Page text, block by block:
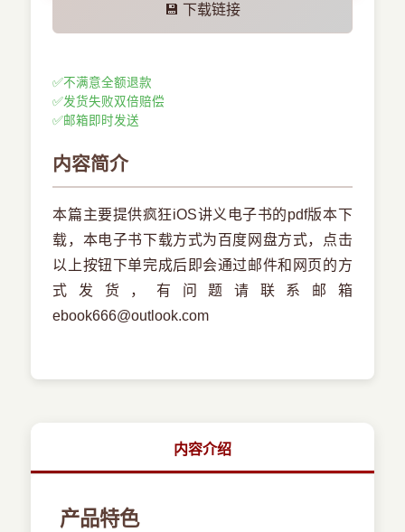
💾 下载链接
✅不满意全额退款
✅发货失败双倍赔偿
✅邮箱即时发送
内容简介
本篇主要提供疯狂iOS讲义电子书的pdf版本下
载，本电子书下载方式为百度网盘方式，点击
以上按钮下单完成后即会通过邮件和网页的方
式发货，有问题请联系邮箱
ebook666@outlook.com
内容介绍
产品特色